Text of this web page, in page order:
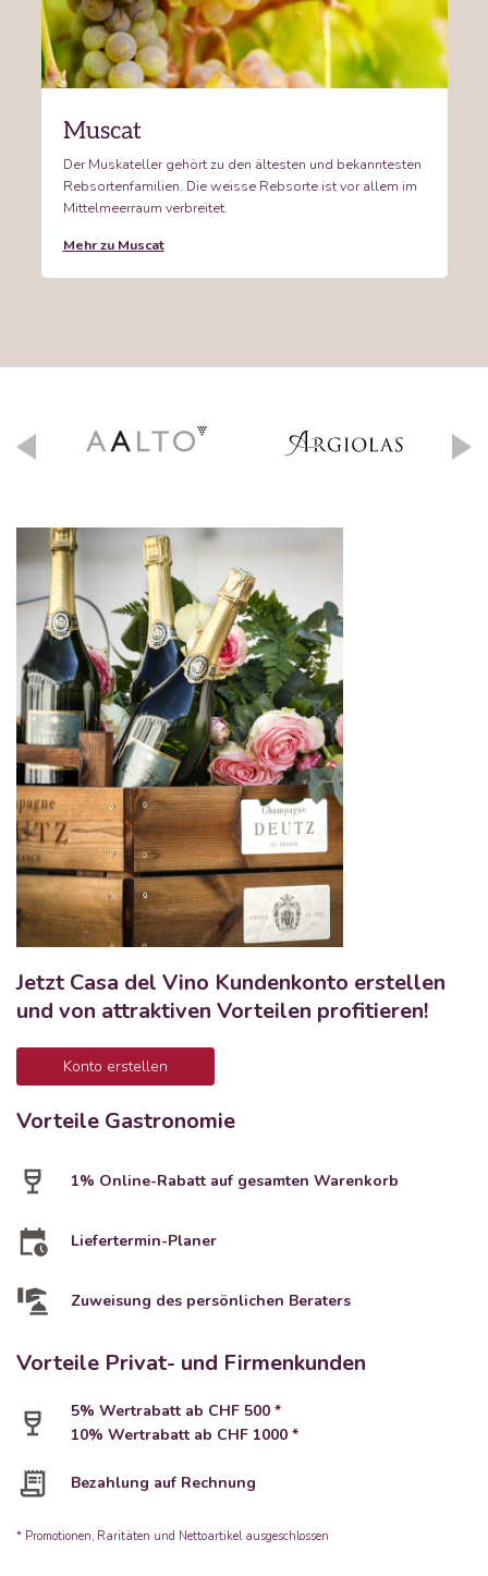
Muscat
Der Muskateller gehört zu den ältesten und bekanntesten
Rebsortenfamilien. Die weisse Rebsorte ist vor allem im
Mittelmeerraum verbreitet.
Mehr zu Muscat
Jetzt Casa del Vino Kundenkonto erstellen
und von attraktiven Vorteilen profitieren!
Konto erstellen
Vorteile Gastronomie
1% Online-Rabatt auf gesamten Warenkorb
Liefertermin-Planer
Zuweisung des persönlichen Beraters
Vorteile Privat- und Firmenkunden
5% Wertrabatt ab CHF 500 *
10% Wertrabatt ab CHF 1000 *
Bezahlung auf Rechnung
* Promotionen, Raritäten und Nettoartikel ausgeschlossen